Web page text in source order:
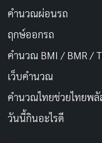
ให้ไร้ความรู้สึก แต่หลังจา
รู้สึกและต้องการมีชีวิตอยู่
สูญเสียความทรงจำนั้นไป
the Hollow” อีกครั้ง คือ
อย่างเย็นชา การพัฒนาตั
เพราะเราจะได้เห็นว่าคว
กาบิมารุแค่ไหน
คำนวณผ่อนรถ
ฤกษ์ออกรถ
คำนวณ BMI / BMR /
เว็บคํานวณ
คํานวณไทยช่วยไทยพลั
วันนี้กินอะไรดี